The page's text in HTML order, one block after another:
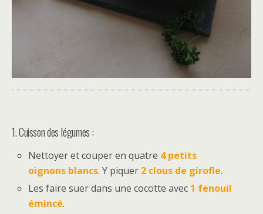
1. Cuisson des légumes :
Nettoyer et couper en quatre 4 petits
oignons blancs. Y piquer 2 clous de girofle.
Les faire suer dans une cocotte avec 1 fenouil
émincé.